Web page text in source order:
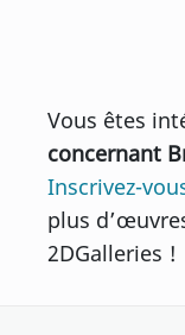
Vous êtes
concernant
Inscrivez-
plus
2DGalleries !